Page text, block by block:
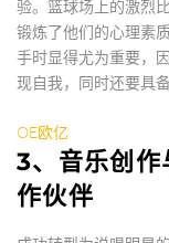
验。篮球场上的激烈
锻炼了他们的心理素
手时显得尤为重要，
现自我，同时还要具
OE欧亿
3、音乐创作
作伙伴